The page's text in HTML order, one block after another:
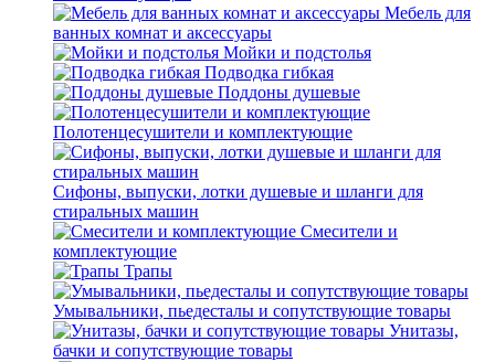
Мебель для
ванных комнат и аксессуары
Мойки и подстолья
Подводка гибкая
Поддоны душевые
Полотенцесушители и комплектующие
Сифоны, выпуски, лотки душевые и шланги для
стиральных машин
Смесители и
комплектующие
Трапы
Умывальники, пьедесталы и сопутствующие товары
Унитазы,
бачки и сопутствующие товары